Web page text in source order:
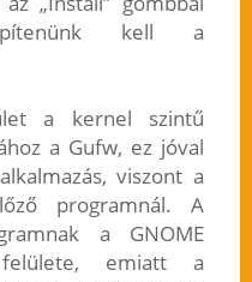
kell a
a kernel szintű
a Gufw, ez jóval
viszont a
programnál. A
a GNOME
emiatt a